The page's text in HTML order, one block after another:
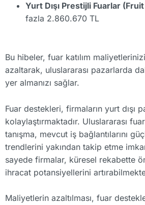
Yurt Dışı Prestijli Fuarlar
fazla 2.860.670 TL
Bu hibeler, fuar katılım
azaltarak, uluslararası pazarlarda
yer almanızı sağlar.
Fuar destekleri, firmaların yurt dışı
kolaylaştırmaktadır. Uluslararası
tanışma, mevcut iş bağlantılarını
trendlerini yakından takip etme
sayede firmalar, küresel rekabette
ihracat potansiyellerini
Maliyetlerin azaltılması, fuar